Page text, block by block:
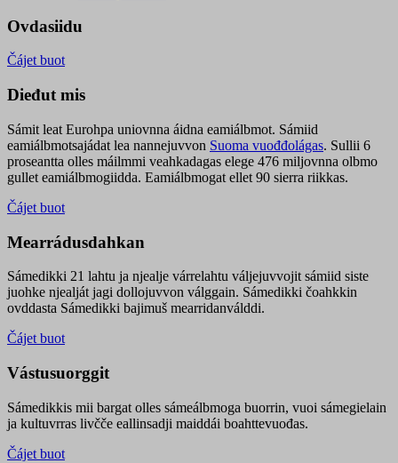
Ovdasiidu
Čájet buot
Dieđut mis
Sámit leat Eurohpa uniovnna áidna eamiálbmot. Sámiid
eamiálbmotsajádat lea nannejuvvon Suoma vuođđolágas. Sullii 6
proseantta olles máilmmi veahkadagas elege 476 miljovnna olbmo
gullet eamiálbmogiidda. Eamiálbmogat ellet 90 sierra riikkas.
Čájet buot
Mearrádusdahkan
Sámedikki 21 lahtu ja njealje várrelahtu váljejuvvojit sámiid siste
juohke njealját jagi dollojuvvon válggain. Sámedikki čoahkkin
ovddasta Sámedikki bajimuš mearridanválddi.
Čájet buot
Vástusuorggit
Sámedikkis mii bargat olles sámeálbmoga buorrin, vuoi sámegielain
ja kultuvrras livčče eallinsadji maiddái boahttevuođas.
Čájet buot